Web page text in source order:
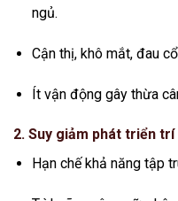
ngủ.
Cận thị, khô mắt, đau
Ít vận động gây thừa
2. Suy giảm phát triển trí
Hạn chế khả năng tập